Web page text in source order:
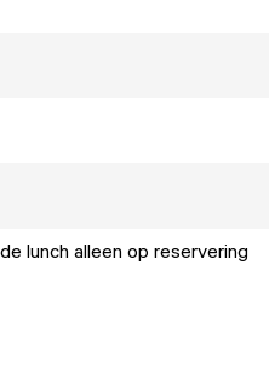
lunch alleen op reservering